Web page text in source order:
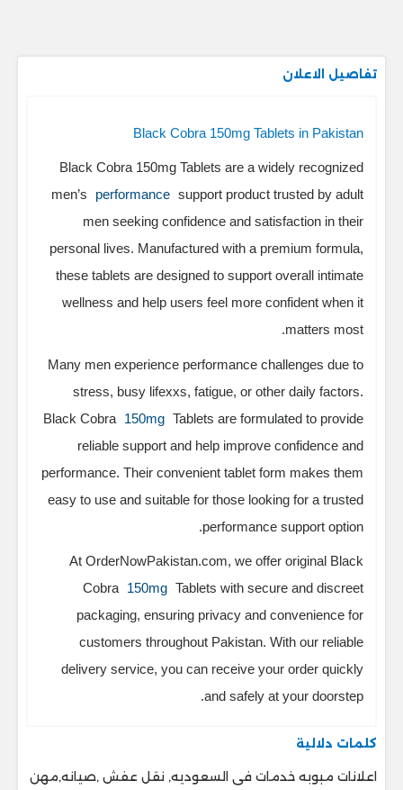
تفاصيل الاعلان
Black Cobra 150mg Tablets in Pakistan
Black Cobra 150mg Tablets are a widely recognized
men’s
performance support product trusted by adult
men seeking confidence and satisfaction in their
personal lives. Manufactured with a premium formula,
these tablets are designed to support overall intimate
wellness and help users feel more confident when it
matters most.
Many men experience performance challenges due to
stress, busy lifexxs, fatigue, or other daily factors.
Black Cobra 150mg Tablets are formulated to provide
reliable support and help improve confidence and
performance. Their convenient tablet form makes them
easy to use and suitable for those looking for a trusted
performance support option.
At OrderNowPakistan.com, we offer original Black
Cobra 150mg Tablets with secure and discreet
packaging, ensuring privacy and convenience for
customers throughout Pakistan. With our reliable
delivery service, you can receive your order quickly
and safely at your doorstep.
كلمات دلالية
اعلانات مبوبه خدمات فى السعوديه, نقل عفش ,صيانه,مهن